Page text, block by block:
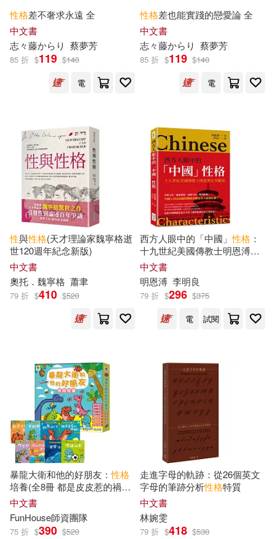
聖經資源中心(40)
高梨三葉(40)
SS-Paradiseガールズ(39)
周銳(39) 七緒リヲン(38)
人類文化編輯部(38)
全國二級建造師執業資格考試用書
編寫委員會(38)
塗塗貓(38)
（日）赤川次郎(38)
ゆうゆー(37) 專家編寫組(37)
庭鳥ヒナコ(37)
桑磊（主編）(37)
楊文彬（主編）(37)
西南財經大學出版社(232)
中國輕工業出版社(222)
KADOKAWA(220)
中國林業出版社(219)
四川大學出版社(219)
西南交通大學出版社(217)
天津大學出版社(215)
江西美術出版社(215)
交通部運輸研究所(213)
北京航空航天大學出版社(212)
天津人民出版社(211)
中國城市出版社(209)
三采(208) 五南(208)
性格差不奢求永遠 全
中文書
志々藤からり 蔡夢芳
85 折 $119 $140
電
性格差也能實踐的戀愛論 全
中文書
志々藤からり 蔡夢芳
85 折 $119 $140
電
性與性格(天才理論家魏寧格逝
世120週年紀念新版)
中文書
奧托．魏寧格 蕭聿
79 折 $410 $520
西方人眼中的「中國」性格 ：
十九世紀美國傳教士明恩溥在
華觀察
中文書
明恩溥 李明良
79 折 $296 $375
電
試閱
暴龍大衛和他的好朋友：性格
培養(全8冊 都是皮皮惹的禍：
學會誠實+了不起的妞妞：學會
獨立+安安，別怕!：學會勇敢
+山的那邊是什麼?：勇於探索
+誰是蛋蛋的媽媽?：培養責任
中文書
FunHouse師資團隊
75 折 $390 $520
走進字母的軌跡：從26個英文
字母的筆跡分析性格特質
中文書
林婉雯
79 折 $418 $530